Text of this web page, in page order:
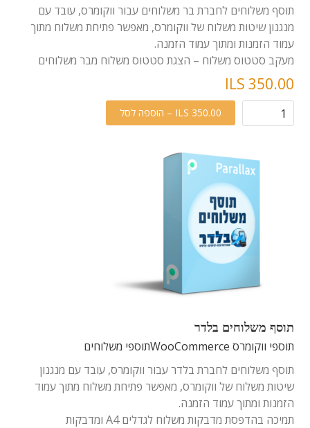
תוסף משלוחים לחברת בר משלוחים עבור ווקומרס, עובד עם
מנגנון שיטות משלוח של ווקומרס, מאפשר פתיחת משלוח מתוך
עמוד הזמנות ומתוך עמוד הזמנה.
מעקב סטטוס משלוח – הצגת סטטוס משלוח מבר משלוחים
ILS 350.00
ILS 350.00 – הוספה לסל
תוסף משלוחים בלדר
תוספי ווקומרס WooCommerce
תוספי משלוחים
תוסף משלוחים לחברת בלדר עבור ווקומרס, עובד עם מנגנון
שיטות משלוח של ווקומרס, מאפשר פתיחת משלוח מתוך עמוד
הזמנות ומתוך עמוד הזמנה.
תמיכה בהדפסת מדבקות משלוח לגדלים A4 ומדבקות